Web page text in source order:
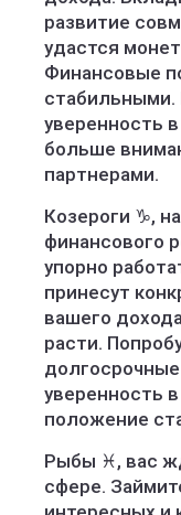
развитие
удастся
Финансовые
уверенность
больше
партнерами.
Козероги ♑️,
финансового
упорно
принесут
вашего
расти.
уверенность
положение
Рыбы ♓️, вас
сфере.